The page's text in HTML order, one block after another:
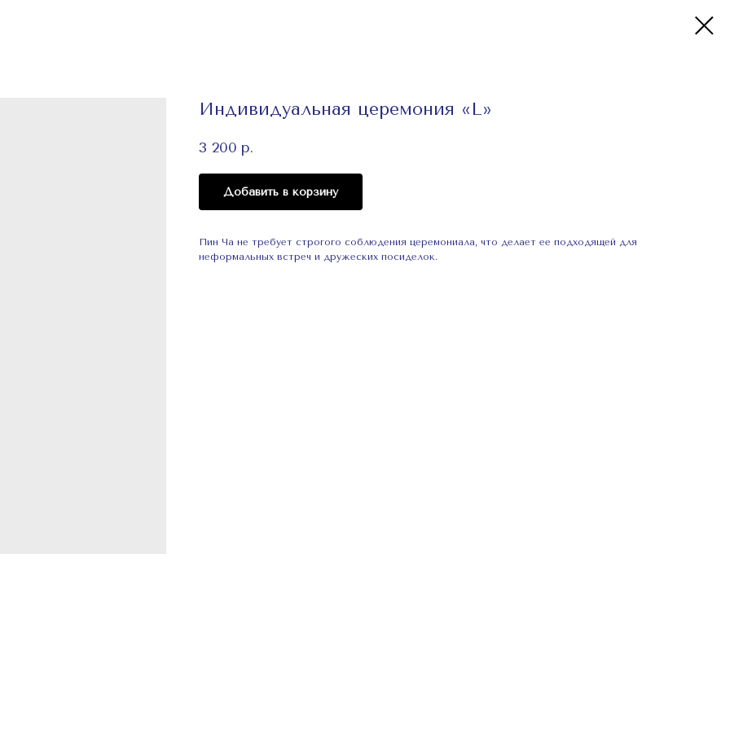
Индивидуальная церемония «L»
3 200 р.
Добавить в корзину
Пин Ча не требует строгого соблюдения церемониала, что делает ее подходящей для
неформальных встреч и дружеских посиделок.